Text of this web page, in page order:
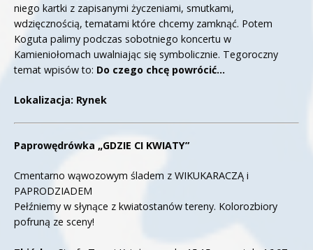
niego kartki z zapisanymi życzeniami, smutkami,
wdzięcznością, tematami które chcemy zamknąć. Potem
Koguta palimy podczas sobotniego koncertu w
Kamieniołomach uwalniając się symbolicznie. Tegoroczny
temat wpisów to: Do czego chcę powrócić…
Lokalizacja: Rynek
Paprowędrówka „GDZIE CI KWIATY”
Cmentarno wąwozowym śladem z WIKUKARACZĄ i
PAPRODZIADEM
Pełźniemy w słynące z kwiatostanów tereny. Kolorozbiory
pofruną ze sceny!